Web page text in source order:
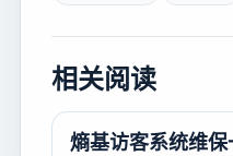
相关阅读
熵基访客系统维